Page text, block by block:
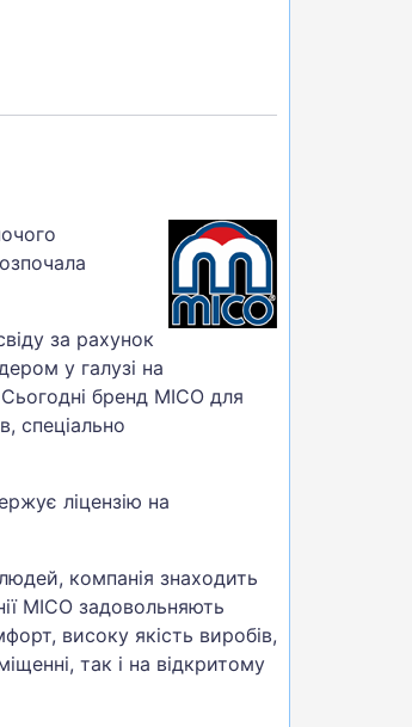
за рахунок
у галузі на
бренд MICO для
спеціально
ліцензію на
компанія знаходить
MICO задовольняють
високу якість виробів,
так і на відкритому